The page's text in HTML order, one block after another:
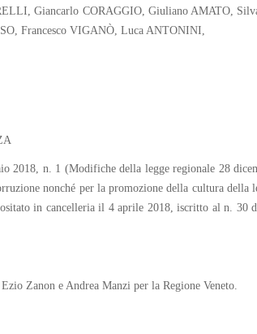
Giancarlo CORAGGIO, Giuliano AMATO,
Francesco VIGANÒ, Luca ANTONINI,
n. 1 (Modifiche della legge regionale 28
nonché per la promozione della cultura della
in cancelleria il 4 aprile 2018, iscritto al n. 30
Zanon e Andrea Manzi per la Regione Veneto.